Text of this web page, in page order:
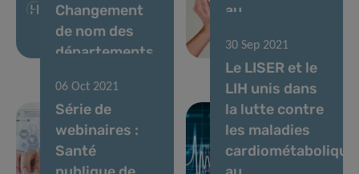
Changement
de nom des
départements
au
06 Oct 2021
Série de
webinaires :
Santé
30 Sep 2021
Le LISER et le
LIH unis dans
la lutte contre
les maladies
cardiométabolique